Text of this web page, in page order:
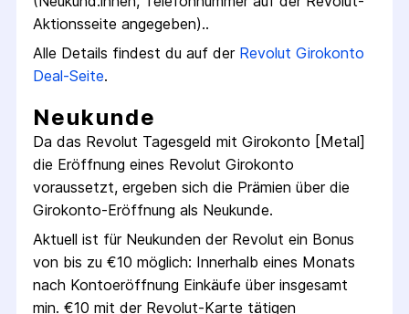
Aktions­seite angegeben)..
Alle Details findest du auf der Revolut Girokonto
Deal-Seite.
Neukunde
Da das Revolut Tagesgeld mit Girokonto [Metal]
die Eröffnung eines Revolut Girokonto
voraussetzt, ergeben sich die Prämien über die
Girokonto-Eröffnung als Neukunde.
Aktuell ist für Neukunden der Revolut ein Bonus
von bis zu €10 möglich: Innerhalb eines Monats
nach Konto­eröffnung Einkäufe über insgesamt
min. €10 mit der Revolut-Karte tätigen